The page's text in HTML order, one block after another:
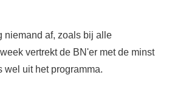
niemand af, zoals bij alle
vertrekt de BN'er met de minst
wel uit het programma.